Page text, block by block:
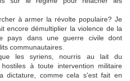
à armer la révolte populaire? Je
encore démultiplier la violence de la
pays dans une guerre civile dont
communautaires.
les syriens, nourris au lait du
à toute intervention militaire
dictature, comme cela s'est fait en